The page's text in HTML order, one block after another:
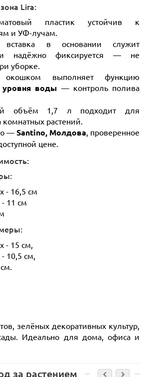
Lira:
пластик устойчив к
и УФ-лучам.
вставка в основании служит
надёжно фиксируется — не
уборке.
окошком выполняет функцию
уровня воды — контроль полива
объём 1,7 л подходит для
растений.
—Santino, Молдова , проверенное
цене.
- 16,5 см
11 см
- 15 см,
10,5 см,
зелёных декоративных культур,
Идеально для дома, офиса и
за растением